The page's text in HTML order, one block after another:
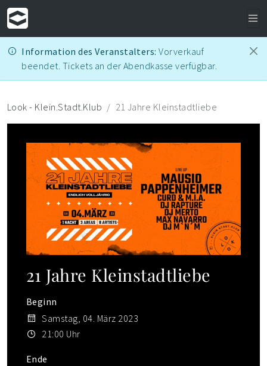
Information des Veranstalters: Vorverkauf
beendet. Tickets an der Abendkasse verfügbar.
Look - Klein.Stadt.Klub 21 Jahre Kleinstadtliebe
21 Jahre Kleinstadtliebe
Beginn
Samstag, 04. März 2023
21:00 Uhr
Ende